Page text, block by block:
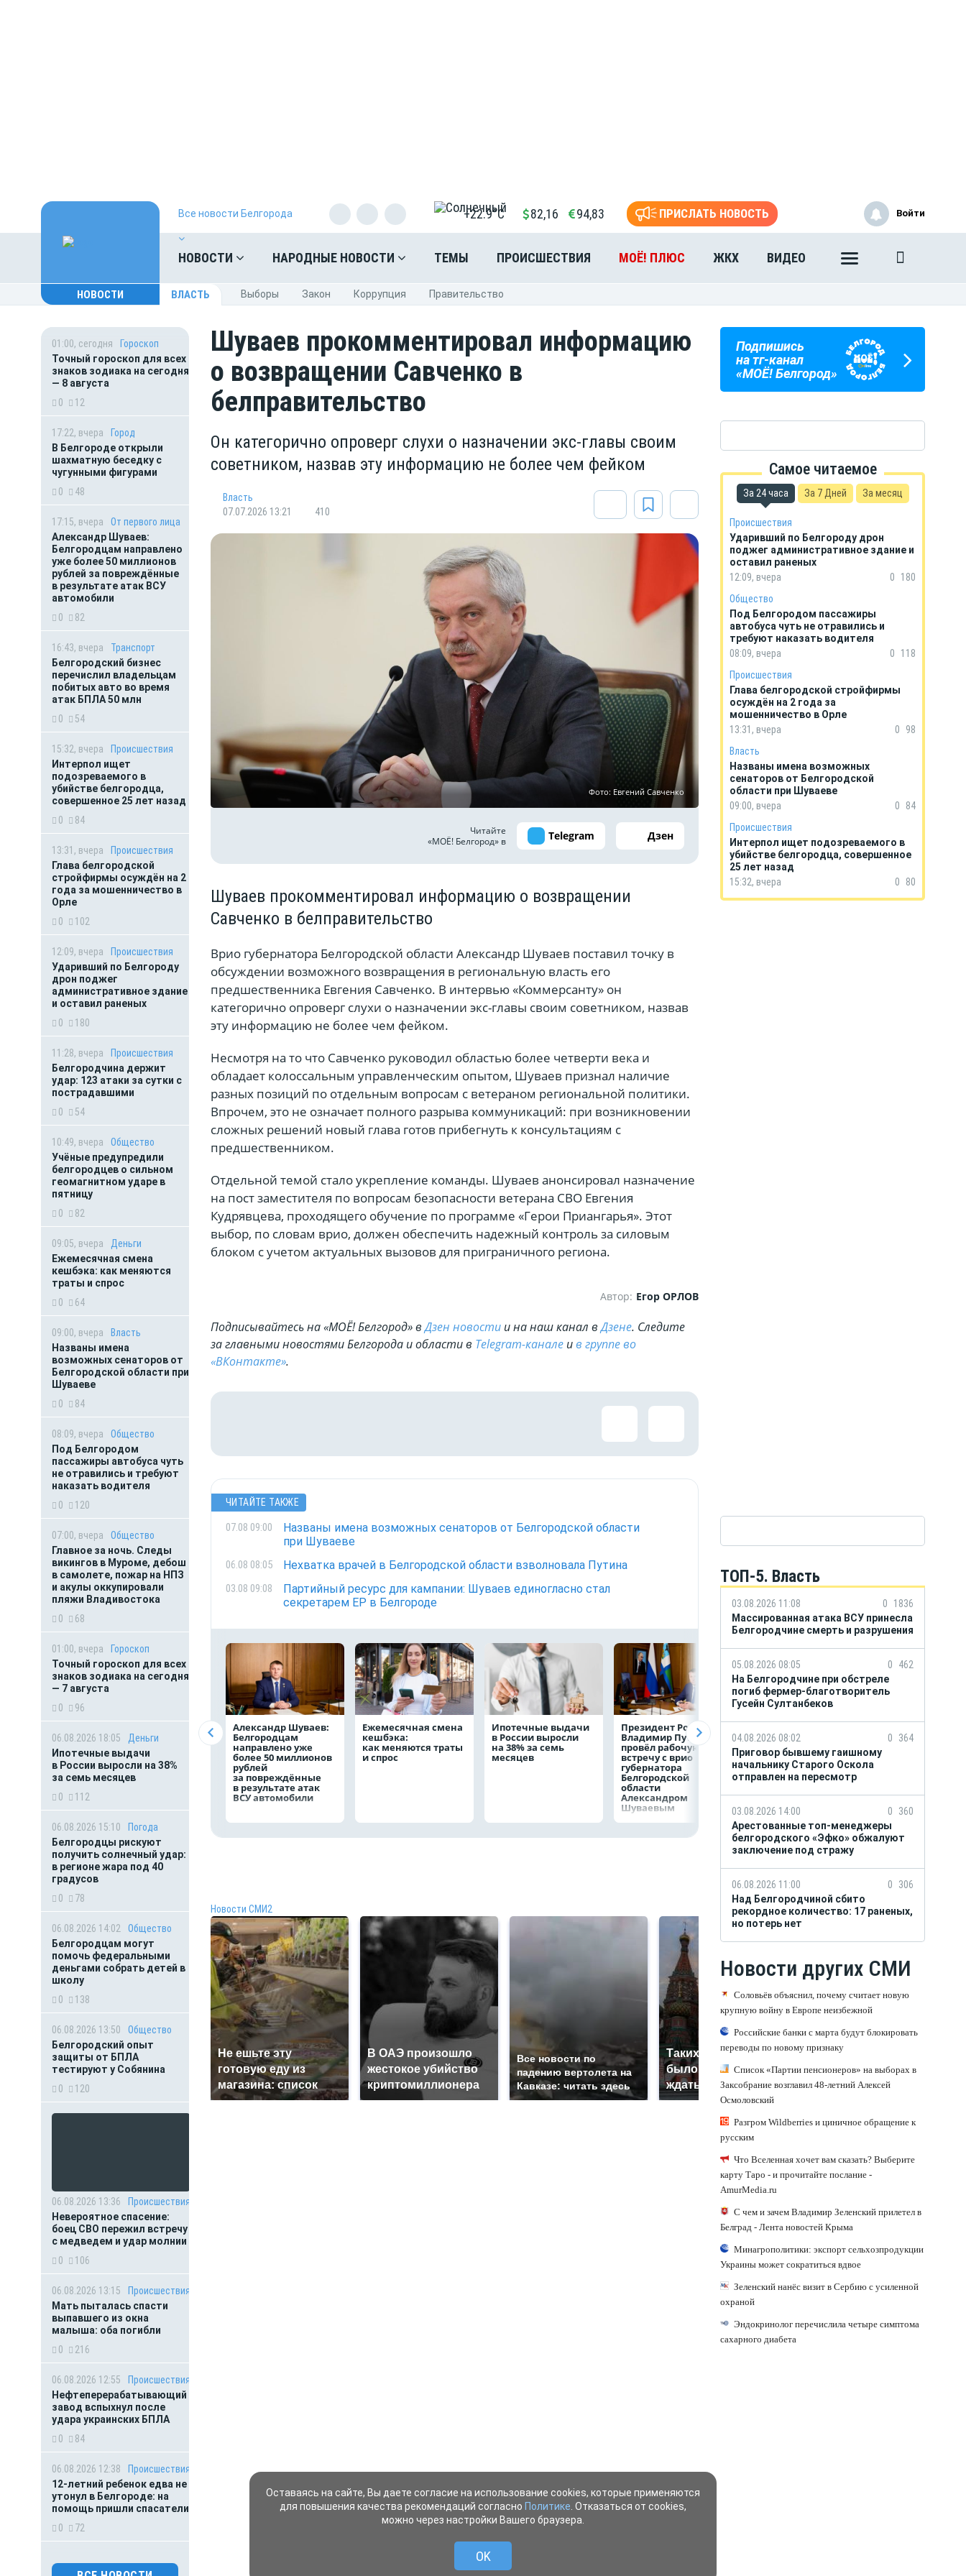
Все новости Белгорода +22.9°C 82,16 94,83 ПРИСЛАТЬ НОВОСТЬ
НОВОСТИ НАРОДНЫЕ НОВОСТИ ТЕМЫ ПРОИСШЕСТВИЯ МОЁ! ПЛЮС ЖКХ ВИДЕО
Войти
НОВОСТИ ВЛАСТЬ Выборы Закон Коррупция Правительство
01:00, сегодня
Гороскоп
Точный гороскоп для всех
знаков зодиака на сегодня
— 8 августа
0
12
17:22, вчера
Город
В Белгороде открыли
шахматную беседку с
чугунными фигурами
0
48
17:15, вчера
От первого лица
Александр Шуваев:
Белгородцам направлено
уже более 50 миллионов
рублей за повреждённые
в результате атак ВСУ
автомобили
0
82
16:43, вчера
Транспорт
Белгородский бизнес
перечислил владельцам
побитых авто во время
атак БПЛА 50 млн
0
54
15:32, вчера
Происшествия
Интерпол ищет
подозреваемого в
убийстве белгородца,
совершенное 25 лет назад
0
84
13:31, вчера
Происшествия
Глава белгородской
стройфирмы осуждён на 2
года за мошенничество в
Орле
0
102
12:09, вчера
Происшествия
Ударивший по Белгороду
дрон поджег
административное здание
и оставил раненых
0
180
11:28, вчера
Происшествия
Белгородчина держит
удар: 123 атаки за сутки с
пострадавшими
0
54
10:49, вчера
Общество
Учёные предупредили
белгородцев о сильном
геомагнитном ударе в
пятницу
0
82
09:05, вчера
Деньги
Ежемесячная смена
кешбэка: как меняются
траты и спрос
0
64
09:00, вчера
Власть
Названы имена
возможных сенаторов от
Белгородской области при
Шуваеве
0
84
08:09, вчера
Общество
Под Белгородом
пассажиры автобуса чуть
не отравились и требуют
наказать водителя
0
120
07:00, вчера
Общество
Главное за ночь. Следы
викингов в Муроме, дебош
в самолете, пожар на НПЗ
и акулы оккупировали
пляжи Владивостока
0
68
01:00, вчера
Гороскоп
Точный гороскоп для всех
знаков зодиака на сегодня
— 7 августа
0
96
06.08.2026 18:05
Деньги
Ипотечные выдачи
в России выросли на 38%
за семь месяцев
0
112
06.08.2026 15:10
Погода
Белгородцы рискуют
получить солнечный удар:
в регионе жара под 40
градусов
0
78
06.08.2026 14:02
Общество
Белгородцам могут
помочь федеральными
деньгами собрать детей в
школу
0
138
06.08.2026 13:50
Общество
Белгородский опыт
защиты от БПЛА
тестируют у Собянина
0
120
06.08.2026 13:36
Происшествия
Невероятное спасение:
боец СВО пережил встречу
с медведем и удар молнии
0
106
06.08.2026 13:15
Происшествия
Мать пыталась спасти
выпавшего из окна
малыша: оба погибли
0
216
06.08.2026 12:55
Происшествия
Нефтеперерабатывающий
завод вспыхнул после
удара украинских БПЛА
0
84
06.08.2026 12:38
Происшествия
12-летний ребенок едва не
утонул в Белгороде: на
помощь пришли спасатели
0
72
Над Белгородчиной сбито
Шуваев прокомментировал информацию
о возвращении Савченко в
белправительство
Он категорично опроверг слухи о назначении экс-главы своим
советником, назвав эту информацию не более чем фейком
Власть
07.07.2026 13:21
410
Фото: Евгений Савченко
Читайте
«МОЁ! Белгород» в
Telegram Дзен
Шуваев прокомментировал информацию о возвращении
Савченко в белправительство
Врио губернатора Белгородской области Александр Шуваев поставил точку в
обсуждении возможного возвращения в региональную власть его
предшественника Евгения Савченко. В интервью «Коммерсанту» он
категорично опроверг слухи о назначении экс-главы своим советником, назвав
эту информацию не более чем фейком.
Несмотря на то что Савченко руководил областью более четверти века и
обладает колоссальным управленческим опытом, Шуваев признал наличие
разных позиций по отдельным вопросам с ветераном региональной политики.
Впрочем, это не означает полного разрыва коммуникаций: при возникновении
сложных решений новый глава готов прибегнуть к консультациям с
предшественником.
Отдельной темой стало укрепление команды. Шуваев анонсировал назначение
на пост заместителя по вопросам безопасности ветерана СВО Евгения
Кудрявцева, проходящего обучение по программе «Герои Приангарья». Этот
выбор, по словам врио, должен обеспечить надежный контроль за силовым
блоком с учетом актуальных вызовов для приграничного региона.
Автор: Егор ОРЛОВ
Подписывайтесь на «МОЁ! Белгород» вДзен новости и на наш канал вДзене. Cледите
за главными новостями Белгорода и области в Telegram-канале ив группе во
«ВКонтакте».
ЧИТАЙТЕ ТАКЖЕ
07.08 09:00
Названы имена возможных сенаторов от Белгородской области
при Шуваеве
06.08 08:05 Нехватка врачей в Белгородской области взволновала Путина
03.08 09:08
Партийный ресурс для кампании: Шуваев единогласно стал
секретарем ЕР в Белгороде
Александр Шуваев:
Белгородцам
направлено уже
более 50 миллионов
рублей
за повреждённые
в результате атак
ВСУ автомобили
Ежемесячная смена
кешбэка:
как меняются траты
и спрос
Ипотечные выдачи
в России выросли
на 38% за семь
месяцев
Президент России
Владимир Путин
провёл рабочую
встречу с врио
губернатора
Белгородской
области
Александром
Шуваевым
белгородской
фирмы увел у
налоговиков 5 млн
рублей
кредитов
наличными в
вырос на 64%
Новости СМИ2
Не ешьте эту
готовую еду из
магазина: список
В ОАЭ произошло
жестокое убийство
криптомиллионера
Все новости по
падению вертолета на
Кавказе: читать здесь
Таких событий не
было с 1945: чего
ждать всем нам?
ажиотаж из-за этого
продукта: что купить?
Подпишись
на тг-канал
«МОЁ! Белгород»
ГОРОСКОП
НА КАЖДЫЙ ДЕНЬ
ПОГОДА
В БЕЛГОРОДЕ
Самое читаемое
За 24 часа За 7 Дней За месяц
Происшествия
Ударивший по Белгороду дрон
поджег административное здание и
оставил раненых
12:09, вчера
0
180
Общество
Под Белгородом пассажиры
автобуса чуть не отравились и
требуют наказать водителя
08:09, вчера
0
118
Происшествия
Глава белгородской стройфирмы
осуждён на 2 года за
мошенничество в Орле
13:31, вчера
0
98
Власть
Названы имена возможных
сенаторов от Белгородской
области при Шуваеве
09:00, вчера
0
84
Происшествия
Интерпол ищет подозреваемого в
убийстве белгородца, совершенное
25 лет назад
15:32, вчера
0 80
ТОП-5. Власть
03.08.2026 11:08 0
1836
Массированная атака ВСУ принесла
Белгородчине смерть и разрушения
05.08.2026 08:05 0
462
На Белгородчине при обстреле
погиб фермер-благотворитель
Гусейн Султанбеков
04.08.2026 08:02 0
364
Приговор бывшему гаишному
начальнику Старого Оскола
отправлен на пересмотр
03.08.2026 14:00 0
360
Арестованные топ-менеджеры
белгородского «Эфко» обжалуют
заключение под стражу
06.08.2026 11:00 0
306
Над Белгородчиной сбито
рекордное количество: 17 раненых,
но потерь нет
Новости других СМИ
Соловьёв объяснил, почему считает новую
крупную войну в Европе неизбежной
Российские банки с марта будут блокировать
переводы по новому признаку
Список «Партии пенсионеров» на выборах в
Заксобрание возглавил 48-летний Алексей
Осмоловский
Разгром Wildberries и циничное обращение к
русским
Что Вселенная хочет вам сказать? Выберите
карту Таро - и прочитайте послание -
AmurMedia.ru
С чем и зачем Владимир Зеленский прилетел в
Белград - Лента новостей Крыма
Минагрополитики: экспорт сельхозпродукции
Украины может сократиться вдвое
Зеленский нанёс визит в Сербию с усиленной
охраной
Эндокринолог перечислила четыре симптома
сахарного диабета
Оставаясь на сайте, Вы даете согласие на использование cookies, которые применяются
для повышения качества рекомендаций согласно Политике . Отказаться от cookies,
можно через настройки Вашего браузера.
OK